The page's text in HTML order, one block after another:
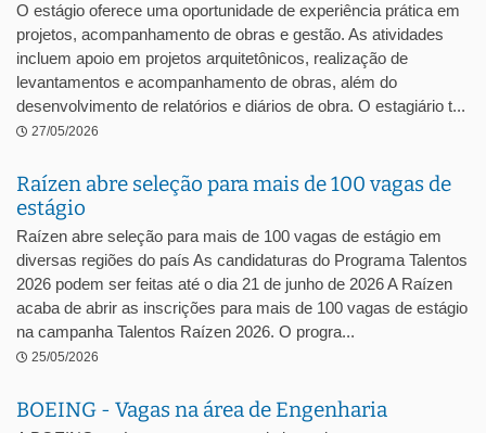
O estágio oferece uma oportunidade de experiência prática em
projetos, acompanhamento de obras e gestão. As atividades
incluem apoio em projetos arquitetônicos, realização de
levantamentos e acompanhamento de obras, além do
desenvolvimento de relatórios e diários de obra. O estagiário t...
27/05/2026
Raízen abre seleção para mais de 100 vagas de
estágio
Raízen abre seleção para mais de 100 vagas de estágio em
diversas regiões do país As candidaturas do Programa Talentos
2026 podem ser feitas até o dia 21 de junho de 2026 A Raízen
acaba de abrir as inscrições para mais de 100 vagas de estágio
na campanha Talentos Raízen 2026. O progra...
25/05/2026
BOEING - Vagas na área de Engenharia